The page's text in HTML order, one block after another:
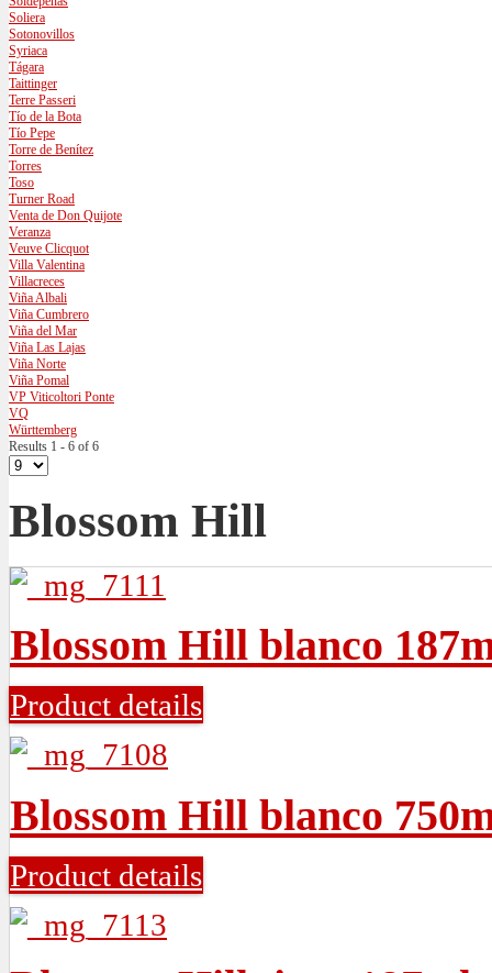
Soliera
Sotonovillos
Syriaca
Tágara
Taittinger
Terre Passeri
Tío de la Bota
Tío Pepe
Torre de Benítez
Torres
Toso
Turner Road
Venta de Don Quijote
Veranza
Veuve Clicquot
Villa Valentina
Villacreces
Viña Albali
Viña Cumbrero
Viña del Mar
Viña Las Lajas
Viña Norte
Viña Pomal
VP Viticoltori Ponte
VQ
Württemberg
Results 1 - 6 of 6
Blossom Hill
Blossom Hill blanco
Product details
Blossom Hill blanco
Product details